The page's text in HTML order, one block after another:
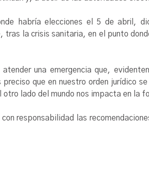
habría elecciones el 5 de abril,
tras la crisis sanitaria, en el punto
una emergencia que,
que en nuestro orden jurídico
lado del mundo nos impacta en la
responsabilidad las